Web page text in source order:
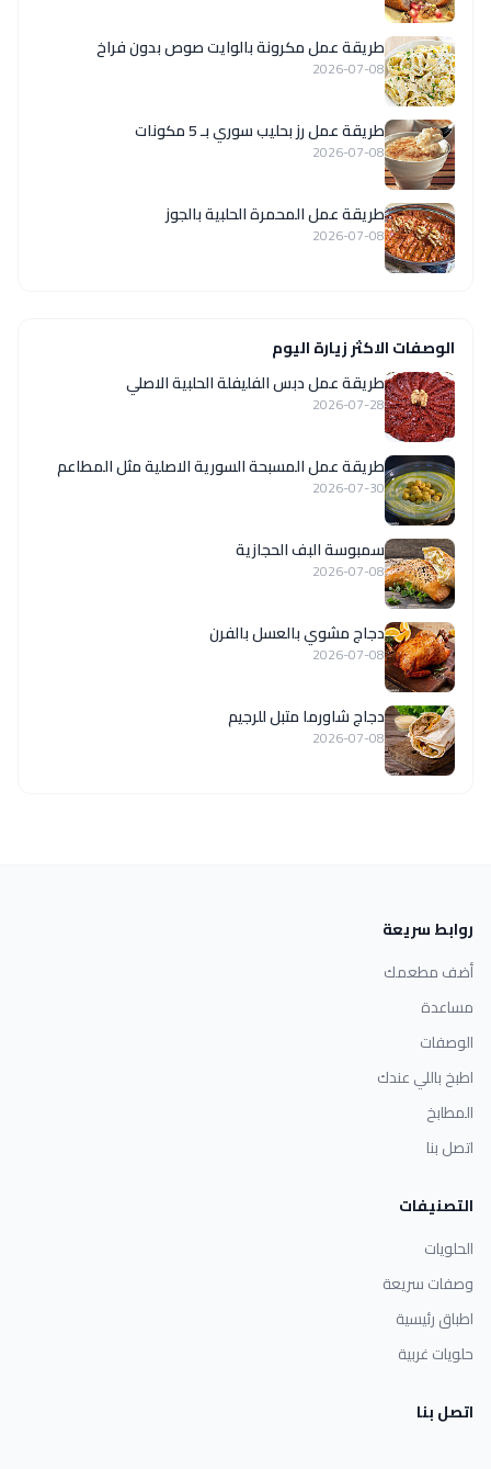
طريقة عمل مكرونة بالوايت صوص بدون فراخ
2026-07-08
طريقة عمل رز بحليب سوري بـ 5 مكونات
2026-07-08
طريقة عمل المحمرة الحلبية بالجوز
2026-07-08
الوصفات الاكثر زيارة اليوم
طريقة عمل دبس الفليفلة الحلبية الاصلي
2026-07-28
‏طريقة عمل المسبحة السورية الاصلية مثل المطاعم
2026-07-30
سمبوسة البف الحجازية
2026-07-08
دجاج مشوي بالعسل بالفرن
2026-07-08
دجاج شاورما متبل للرجيم
2026-07-08
روابط سريعة
أضف مطعمك
مساعدة
الوصفات
اطبخ باللي عندك
المطابخ
اتصل بنا
التصنيفات
الحلويات
وصفات سريعة
اطباق رئيسية
حلويات غربية
اتصل بنا